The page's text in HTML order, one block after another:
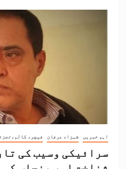
اہم خبریں شہزاد عرفان فیچر،
سرائیکی وسیب کی